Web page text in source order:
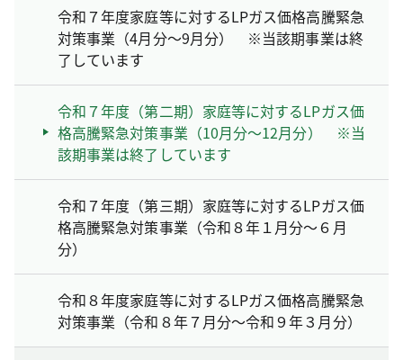
令和７年度家庭等に対するLPガス価格高騰緊急
対策事業（4月分～9月分） ※当該期事業は終
了しています
令和７年度（第二期）家庭等に対するLPガス価
格高騰緊急対策事業（10月分～12月分） ※当
該期事業は終了しています
令和７年度（第三期）家庭等に対するLPガス価
格高騰緊急対策事業（令和８年１月分～６月
分）
令和８年度家庭等に対するLPガス価格高騰緊急
対策事業（令和８年７月分～令和９年３月分）